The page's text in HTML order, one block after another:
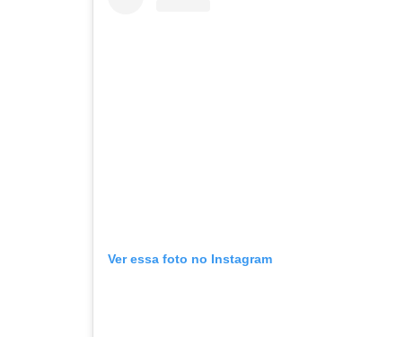
Ver essa foto no Instagram